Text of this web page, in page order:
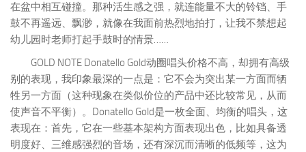
在盆中相互碰撞。那种活生感之强，就连能量不大的铃铛、手
鼓不再遥远、飘渺，就像在我面前热烈地拍打，让我不禁想起
幼儿园时老师打起手鼓时的情景……
GOLD NOTE Donatello Gold动圈唱头价格不高，却拥有高级
别的表现，我印象最深的一点是：它不会为突出某一方面而牺
牲另一方面（这种现象在类似价位的产品中还比较常见，从而
使声音不平衡）。Donatello Gold是一枚全面、均衡的唱头，这
表现在：首先，它在一些基本架构方面表现出色，比如具备透
明度好、三维感强烈的音场，还有深沉而清晰的低频等，这为